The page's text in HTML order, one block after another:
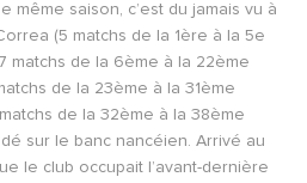
même saison, c’est du jamais vu à
(5 matchs de la 1ère à la 5e
matchs de la 6ème à la 22ème
de la 23ème à la 31ème
de la 32ème à la 38ème
sur le banc nancéien. Arrivé au
le club occupait l’avant-dernière